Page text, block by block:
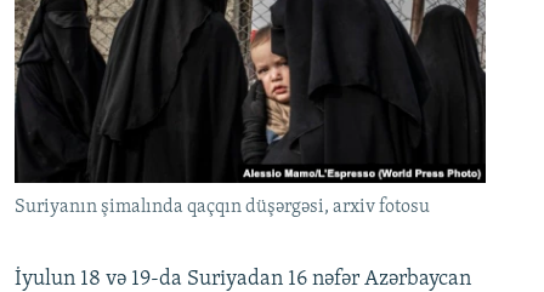
Suriyanın şimalında qaçqın düşərgəsi, arxiv fotosu
İyulun 18 və 19-da Suriyadan 16 nəfər Azərbaycan